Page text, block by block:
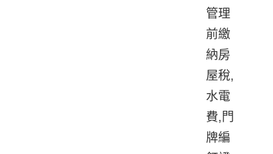
管理
前繳
納房
屋稅,
水電
費,門
牌編